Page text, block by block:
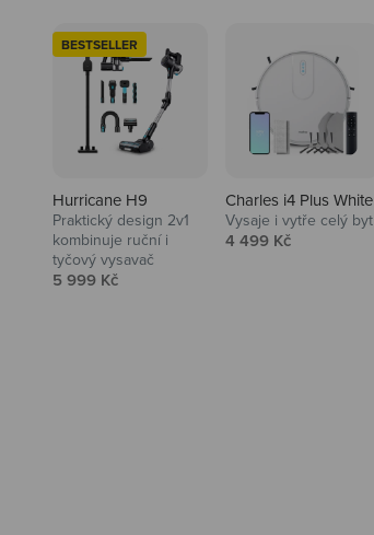
BESTSELLER
Hurricane H9
Praktický design 2v1
kombinuje ruční i
tyčový vysavač
Prodejní cena
5 999 Kč
Charles i4 Plus White
Vysaje i vytře celý byt
Prodejní cena
4 499 Kč
Audio
Niceboy sluchátka a repráky ti
padnou do noty.